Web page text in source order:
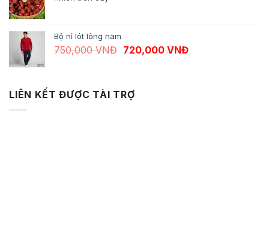
Bộ nỉ lót lông nam
750,000VNĐ Giá gốc là: 750,000 VNĐ.
720,000 VNĐGiá hiện tại là:
LIÊN KẾT ĐƯỢC TÀI TRỢ